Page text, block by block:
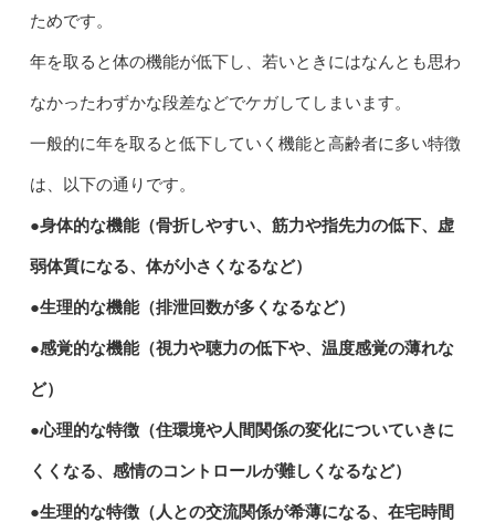
ためです。
年を取ると体の機能が低下し、若いときにはなんとも思わ
なかったわずかな段差などでケガしてしまいます。
一般的に年を取ると低下していく機能と高齢者に多い特徴
は、以下の通りです。
●身体的な機能（骨折しやすい、筋力や指先力の低下、虚
弱体質になる、体が小さくなるなど）
●生理的な機能（排泄回数が多くなるなど）
●感覚的な機能（視力や聴力の低下や、温度感覚の薄れな
ど）
●心理的な特徴（住環境や人間関係の変化についていきに
くくなる、感情のコントロールが難しくなるなど）
●生理的な特徴（人との交流関係が希薄になる、在宅時間